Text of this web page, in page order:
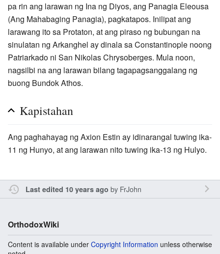
pa rin ang larawan ng Ina ng Diyos, ang Panagia Eleousa
(Ang Mahabaging Panagia), pagkatapos. Inilipat ang
larawang ito sa Protaton, at ang piraso ng bubungan na
sinulatan ng Arkanghel ay dinala sa Constantinople noong
Patriarkado ni San Nikolas Chrysoberges. Mula noon,
nagsilbi na ang larawan bilang tagapagsanggalang ng
buong Bundok Athos.
Kapistahan
Ang paghahayag ng Axion Estin ay idinarangal tuwing ika-
11 ng Hunyo, at ang larawan nito tuwing ika-13 ng Hulyo.
Last edited 10 years ago by FrJohn
OrthodoxWiki
Content is available under Copyright Information unless otherwise